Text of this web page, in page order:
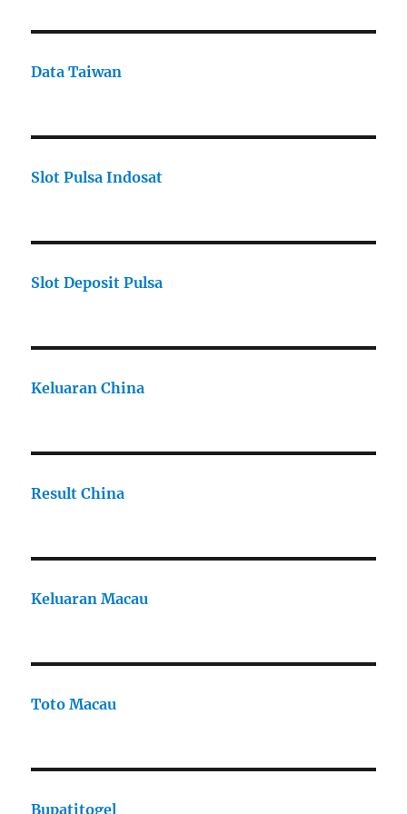
Data Taiwan
Slot Pulsa Indosat
Slot Deposit Pulsa
Keluaran China
Result China
Keluaran Macau
Toto Macau
Bupatitogel